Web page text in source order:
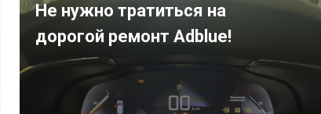
Не нужно тратиться на
дорогой ремонт Adblue!